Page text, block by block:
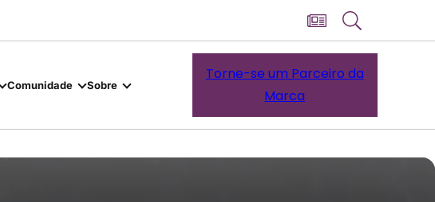
Comunidade Sobre
Torne-se um Parceiro da
Marca